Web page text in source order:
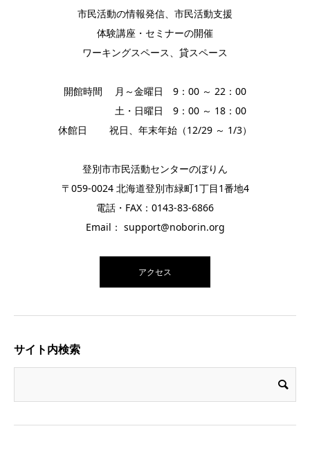
市民活動の情報発信、市民活動支援
体験講座・セミナーの開催
ワーキングスペース、貸スペース
開館時間 月～金曜日 9：00 ～ 22：00
土・日曜日 9：00 ～ 18：00
休館日 祝日、年末年始（12/29 ～ 1/3）
登別市市民活動センターのぼりん
〒059-0024 北海道登別市緑町1丁目1番地4
電話・FAX：0143-83-6866
Email： support@noborin.org
アクセス
サイト内検索